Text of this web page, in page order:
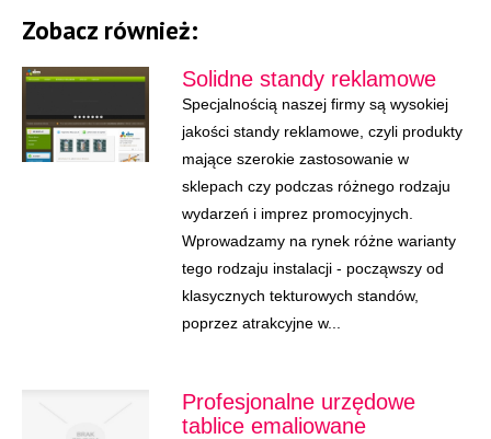
Zobacz również:
Solidne standy reklamowe
Specjalnością naszej firmy są wysokiej
jakości standy reklamowe, czyli produkty
mające szerokie zastosowanie w
sklepach czy podczas różnego rodzaju
wydarzeń i imprez promocyjnych.
Wprowadzamy na rynek różne warianty
tego rodzaju instalacji - począwszy od
klasycznych tekturowych standów,
poprzez atrakcyjne w...
Profesjonalne urzędowe
tablice emaliowane